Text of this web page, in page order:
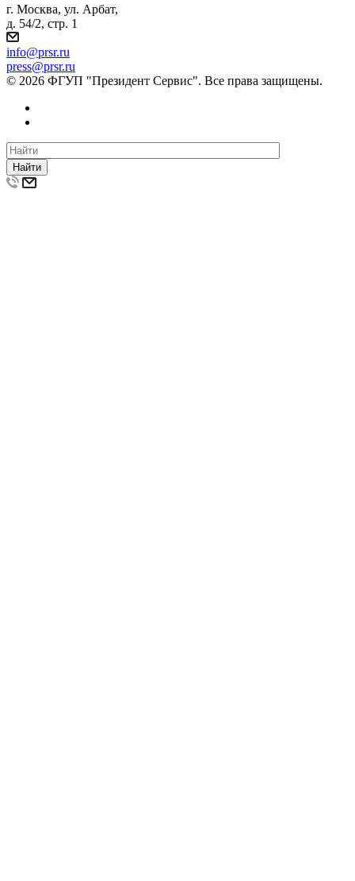
г. Москва, ул. Арбат,
д. 54/2, стр. 1
info@prsr.ru
press@prsr.ru
© 2026 ФГУП "Президент Сервис". Все права защищены.
Найти